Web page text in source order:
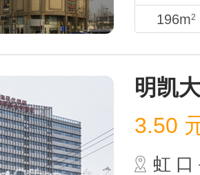
196m2
明凯
3.50
虹 口